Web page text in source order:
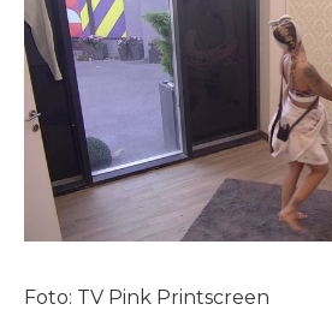
Foto: TV Pink Printscreen